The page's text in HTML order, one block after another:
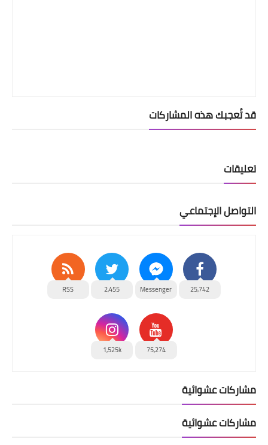
قد تُعجبك هذه المشاركات
تعليقات
التواصل الإجتماعي
25,742
Messenger
2,455
RSS
75,274
1,525k
مشاركات عشوائية
مشاركات عشوائية